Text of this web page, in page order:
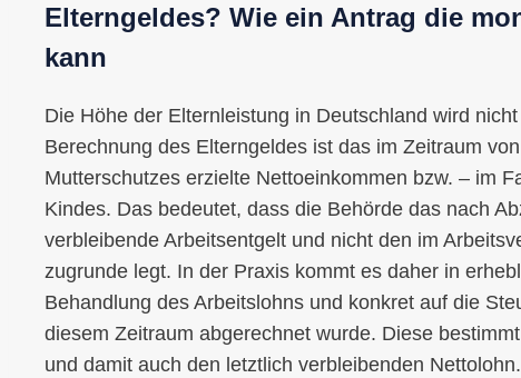
Elterngeldes? Wie ein Antrag die
kann
Die Höhe der Elternleistung in Deutschland wird
Berechnung des Elterngeldes ist das im Zeitraum
Mutterschutzes erzielte Nettoeinkommen bzw. – im
Kindes. Das bedeutet, dass die Behörde das nach
verbleibende Arbeitsentgelt und nicht den im
zugrunde legt. In der Praxis kommt es daher in
Behandlung des Arbeitslohns und konkret auf die
diesem Zeitraum abgerechnet wurde. Diese
und damit auch den letztlich verbleibenden